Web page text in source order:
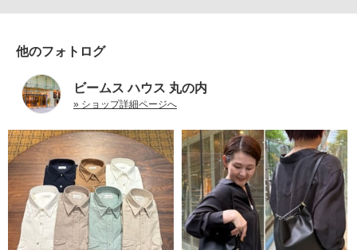
他のフォトログ
ビームス ハウス 丸の内
» ショップ詳細ページへ